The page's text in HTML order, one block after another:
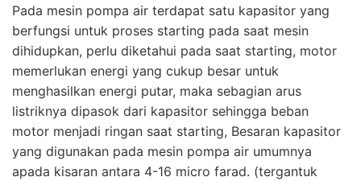
Pada mesin pompa air terdapat satu kapasitor yang
berfungsi untuk proses starting pada saat mesin
dihidupkan, perlu diketahui pada saat starting, motor
memerlukan energi yang cukup besar untuk
menghasilkan energi putar, maka sebagian arus
listriknya dipasok dari kapasitor sehingga beban
motor menjadi ringan saat starting, Besaran kapasitor
yang digunakan pada mesin pompa air umumnya
apada kisaran antara 4-16 micro farad. (tergantuk